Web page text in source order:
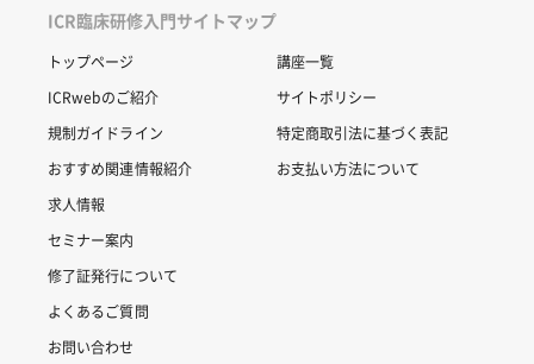
ICR臨床研修入門サイトマップ
トップページ
ICRwebのご紹介
規制ガイドライン
おすすめ関連情報紹介
求人情報
セミナー案内
修了証発行について
よくあるご質問
お問い合わせ
講座一覧
サイトポリシー
特定商取引法に基づく表記
お支払い方法について